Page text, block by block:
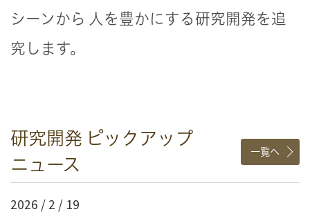
シーンから 人を豊かにする研究開発を追
究します。
研究開発 ピックアップ
ニュース
一覧へ
2026 / 2 / 19